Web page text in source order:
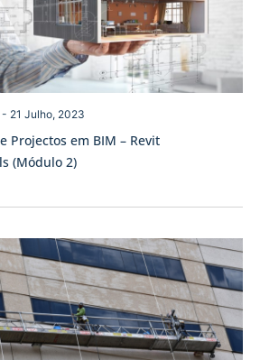
Projectos em BIM – Revit
(Módulo 2)
- 21 Julho, 2023